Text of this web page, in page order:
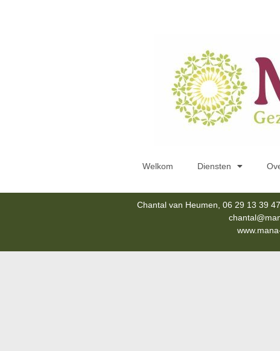
Welkom Diensten
Chantal van Heumen, 06 29 13 39